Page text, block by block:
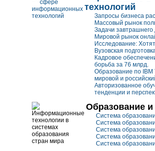
технологий
Запросы бизнеса
Массовый рынок
Задачи завтрашнего
Мировой рынок
Исследование:
Вузовская
Кадровое
борьба за 76 млрд.
Образование по IBM
мировой и
Авторизованное
тенденции и
Образование
Система
Система
Система
Система
Система